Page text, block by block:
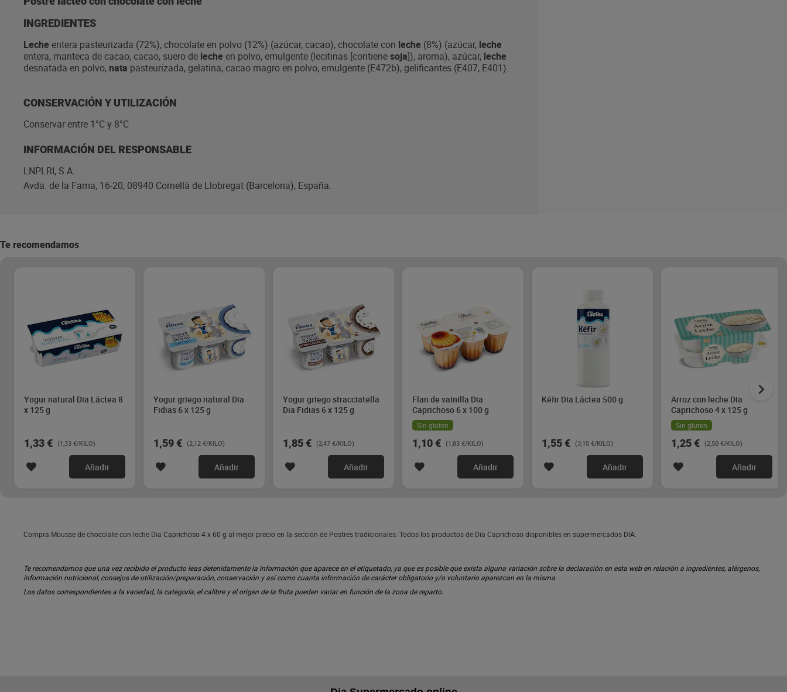
INGREDIENTES
Leche entera pasteurizada (72%), chocolate en polvo (12%) (azúcar, cacao), chocolate con leche (8%) (azúcar, leche
entera, manteca de cacao, cacao, suero de leche en polvo, emulgente (lecitinas [contienesoja]), aroma), azúcar, leche
desnatada en polvo, nata pasteurizada, gelatina, cacao magro en polvo, emulgente (E472b), gelificantes (E407, E401).
CONSERVACIÓN Y UTILIZACIÓN
Conservar entre 1°C y 8°C
INFORMACIÓN DEL RESPONSABLE
LNPLRI, S.A.
Avda. de la Fama, 16-20, 08940 Cornellà de Llobregat (Barcelona), España.
Te recomendamos
Yogur natural Dia Láctea 8
x 125 g
1,33 € (1,33 €/KILO)
Añadir
Yogur griego natural Dia
Fidias 6 x 125 g
1,59 € (2,12 €/KILO)
Añadir
Yogur griego stracciatella
Dia Fidias 6 x 125 g
1,85 € (2,47 €/KILO)
Añadir
Flan de vainilla Dia
Caprichoso 6 x 100 g
Sin gluten
1,10 € (1,83 €/KILO)
Añadir
Kéfir Dia Láctea 500 g
1,55 € (3,10 €/KILO)
Añadir
Arroz con leche Dia
Caprichoso 4 x 125 g
Sin gluten
1,25 € (2,50 €/KILO)
Añadir
Compra Mousse de chocolate con leche Dia Caprichoso 4 x 60 g al mejor precio en la sección de Postres tradicionales. Todos los productos de Dia Caprichoso disponibles en supermercados DIA.
Te recomendamos que una vez recibido el producto leas detenidamente la información que aparece en el etiquetado, ya que es posible que exista alguna variación sobre la declaración en esta web en relación a ingredientes, alérgenos,
información nutricional, consejos de utilización/preparación, conservación y así como cuanta información de carácter obligatorio y/o voluntario aparezcan en la misma.
Los datos correspondientes a la variedad, la categoría, el calibre y el origen de la fruta pueden variar en función de la zona de reparto.